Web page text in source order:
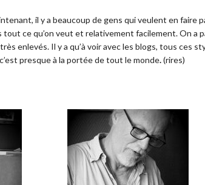
il y a beaucoup de gens qui veulent en faire
ce qu’on veut et relativement facilement. On a
enlevés. Il y a qu’à voir avec les blogs, tous ces
presque à la portée de tout le monde.(rires)